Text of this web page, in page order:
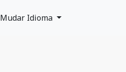
Mudar Idioma